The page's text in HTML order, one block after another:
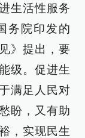
生活性服务
务院印发的
》提出，要
级。促进生
满足人民对
盼，又有助
，实现民生